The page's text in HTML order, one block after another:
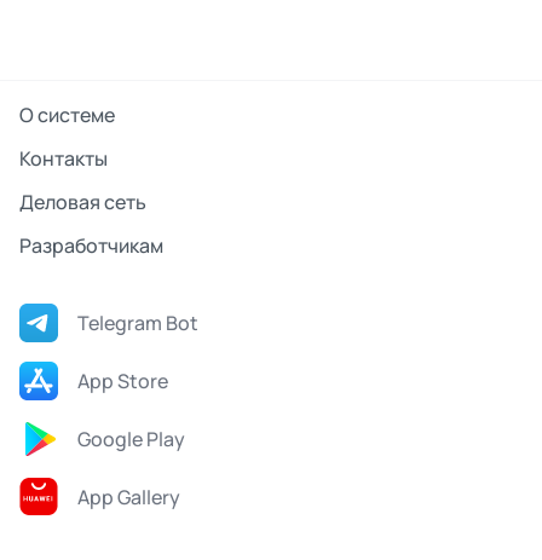
О системе
Контакты
Деловая сеть
Разработчикам
Telegram Bot
App Store
Google Play
App Gallery